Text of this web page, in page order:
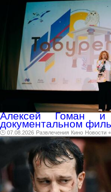
Алексей Гоман
документальном
🕑 07.08.2026 Развлечения Кино Новости